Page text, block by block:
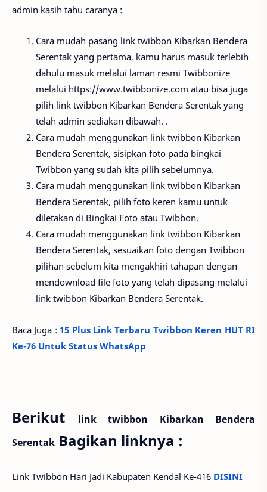
admin kasih tahu caranya :
Cara mudah pasang link twibbon Kibarkan Bendera
Serentak yang pertama, kamu harus masuk terlebih
dahulu masuk melalui laman resmi Twibbonize
melalui https://www.twibbonize.com atau bisa juga
pilih link twibbon Kibarkan Bendera Serentak yang
telah admin sediakan dibawah. .
Cara mudah menggunakan link twibbon Kibarkan
Bendera Serentak, sisipkan foto pada bingkai
Twibbon yang sudah kita pilih sebelumnya.
Cara mudah menggunakan link twibbon Kibarkan
Bendera Serentak, pilih foto keren kamu untuk
diletakan di Bingkai Foto atau Twibbon.
Cara mudah menggunakan link twibbon Kibarkan
Bendera Serentak, sesuaikan foto dengan Twibbon
pilihan sebelum kita mengakhiri tahapan dengan
mendownload file foto yang telah dipasang melalui
link twibbon Kibarkan Bendera Serentak.
Baca Juga : 15 Plus Link Terbaru Twibbon Keren HUT RI
Ke-76 Untuk Status WhatsApp
Berikut
link twibbon Kibarkan Bendera
Serentak Bagikan linknya :
Link Twibbon Hari Jadi Kabupaten Kendal Ke-416 DISINI